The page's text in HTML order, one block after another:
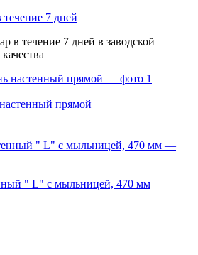
течение 7 дней
в течение 7 дней в заводской
прямой
" L" с мыльницей, 470 мм